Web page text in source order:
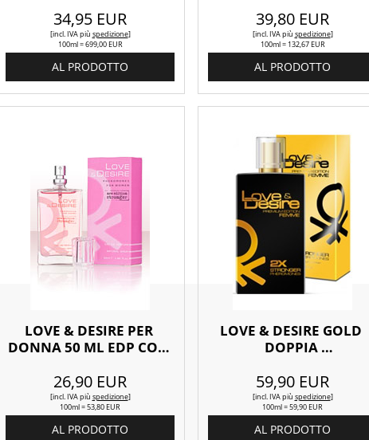
34,95 EUR
[incl. IVApiù spedizione]
100ml = 699,00 EUR
AL PRODOTTO
EDIZIONE SPECIALE.
39,80 EUR
[incl. IVApiù spedizione]
100ml = 132,67 EUR
AL PRODOTTO
LOVE & DESIRE PER
DONNA 50 ML EDP CON
26,90 EUR
[incl. IVApiù spedizione]
100ml = 53,80 EUR
AL PRODOTTO
LOVE & DESIRE GOLD
DOPPIA
DONNA 100 ML EDP
59,90 EUR
[incl. IVApiù spedizione]
100ml = 59,90 EUR
AL PRODOTTO